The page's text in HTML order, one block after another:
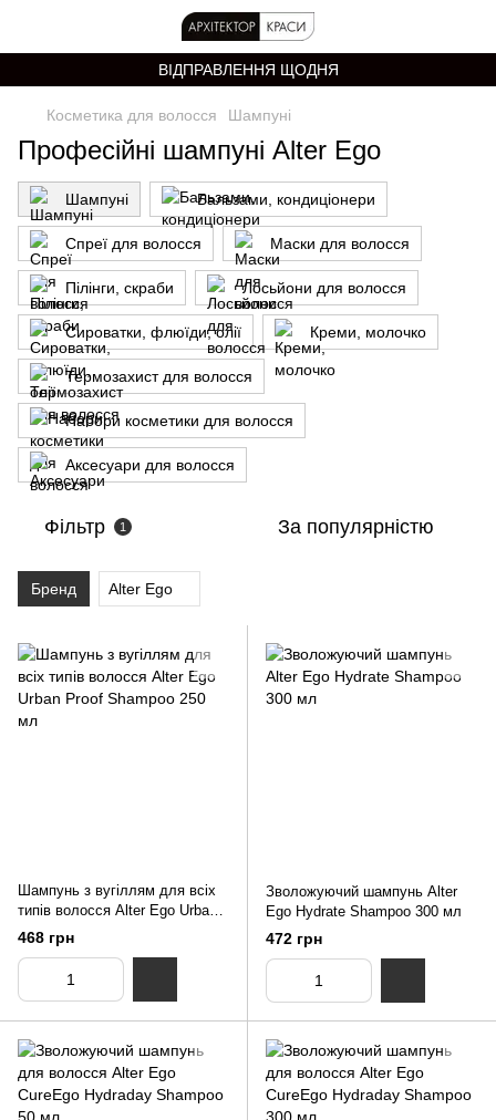
ВІДПРАВЛЕННЯ ЩОДНЯ
Косметика для волосся Шампуні
Професійні шампуні Alter Ego
Шампуні Бальзами, кондиціонери
Спреї для волосся Маски для волосся
Пілінги, скраби Лосьйони для волосся
Сироватки, флюїди, олії Креми, молочко
Термозахист для волосся
Набори косметики для волосся
Аксесуари для волосся
Фільтр 1 За популярністю
Бренд Alter Ego
Шампунь з вугіллям для всіх
типів волосся Alter Ego Urban
Proof Shampoo 250 мл
468 грн
Зволожуючий шампунь Alter
Ego Hydrate Shampoo 300 мл
472 грн